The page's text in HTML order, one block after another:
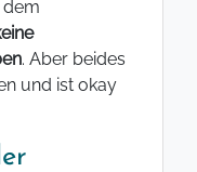
dem
. Aber beides
und ist okay